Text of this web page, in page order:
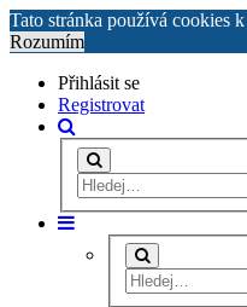
Tato stránka používá cookies
Rozumím
Přihlásit se
Registrovat